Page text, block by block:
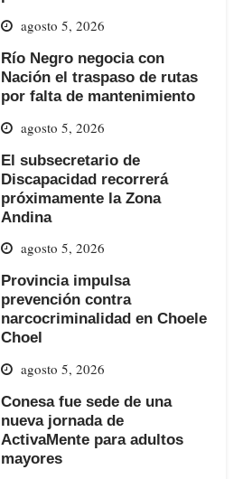
agosto 5, 2026
Río Negro negocia con
Nación el traspaso de rutas
por falta de mantenimiento
agosto 5, 2026
El subsecretario de
Discapacidad recorrerá
próximamente la Zona
Andina
agosto 5, 2026
Provincia impulsa
prevención contra
narcocriminalidad en Choele
Choel
agosto 5, 2026
Conesa fue sede de una
nueva jornada de
ActivaMente para adultos
mayores